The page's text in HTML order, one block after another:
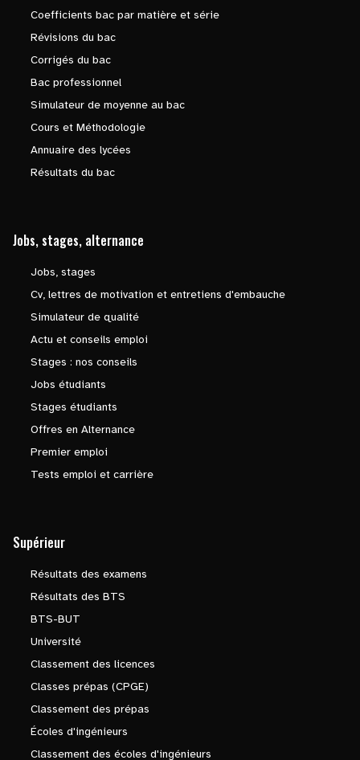
Coefficients bac par matière et série
Révisions du bac
Corrigés du bac
Bac professionnel
Simulateur de moyenne au bac
Cours et Méthodologie
Annuaire des lycées
Résultats du bac
Jobs, stages, alternance
Jobs, stages
Cv, lettres de motivation et entretiens d'embauche
Simulateur de qualité
Actu et conseils emploi
Stages : nos conseils
Jobs étudiants
Stages étudiants
Offres en Alternance
Premier emploi
Tests emploi et carrière
Supérieur
Résultats des examens
Résultats des BTS
BTS-BUT
Université
Classement des licences
Classes prépas (CPGE)
Classement des prépas
Écoles d'ingénieurs
Classement des écoles d'ingénieurs